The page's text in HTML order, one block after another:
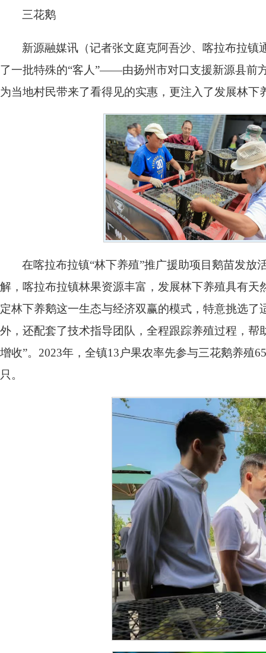
三花鹅
新源融媒讯（记者张文庭克阿吾沙、喀拉布拉
了一批特殊的“客人”——由扬州市对口支援新源县前
为当地村民带来了看得见的实惠，更注入了发展林下
在喀拉布拉镇“林下养殖”推广援助项目鹅苗发
解，喀拉布拉镇林果资源丰富，发展林下养殖具有
定林下养鹅这一生态与经济双赢的模式，特意挑选
外，还配套了技术指导团队，全程跟踪养殖过程，
增收”。2023年，全镇13户果农率先参与三花鹅养殖
只。